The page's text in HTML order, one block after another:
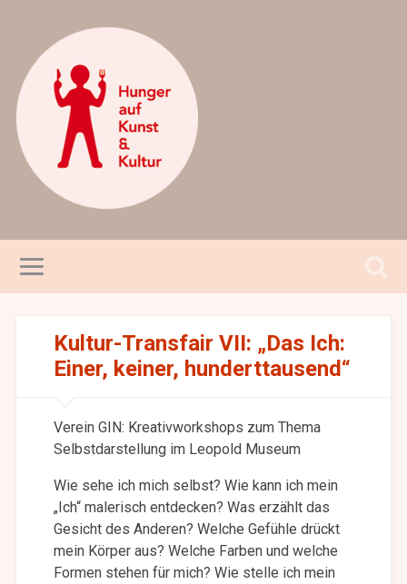
Kultur-Transfair VII: „Das Ich:
Einer, keiner, hunderttausend“
Verein GIN: Kreativworkshops zum Thema
Selbstdarstellung im Leopold Museum
Wie sehe ich mich selbst? Wie kann ich mein
„Ich“ malerisch entdecken? Was erzählt das
Gesicht des Anderen? Welche Gefühle drückt
mein Körper aus? Welche Farben und welche
Formen stehen für mich? Wie stelle ich mein